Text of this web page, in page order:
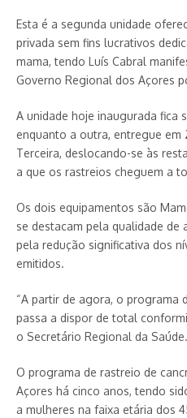
Esta é a segunda unidade
privada sem fins lucrativos
mama, tendo Luís Cabral
Governo Regional dos Açores
A unidade hoje inaugurada fica
enquanto a outra, entregue em
Terceira, deslocando-se às
a que os rastreios cheguem a
Os dois equipamentos são
se destacam pela qualidade de
pela redução significativa dos
emitidos.
“A partir de agora, o programa
passa a dispor de total
o Secretário Regional da Saúde.
O programa de rastreio de
Açores há cinco anos, tendo
a mulheres na faixa etária dos